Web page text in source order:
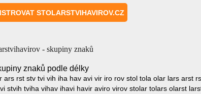
- skupiny znaků
znaků podle délky
rst stv tvi vih iha hav avi vir iro rov stol tola olar lars arst
stvih tviha vihav ihavi havir aviro virov stolar tolars olarst